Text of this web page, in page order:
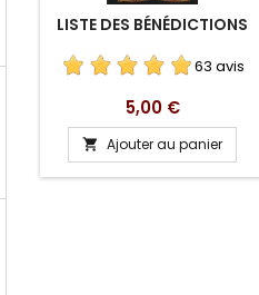
LISTE DES BÉNÉDICTIONS
63 avis
Prix
5,00 €
 Ajouter au panier